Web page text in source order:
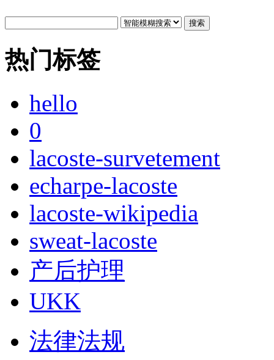
搜索
热门标签
hello
0
lacoste-survetement
echarpe-lacoste
lacoste-wikipedia
sweat-lacoste
产后护理
UKK
法律法规